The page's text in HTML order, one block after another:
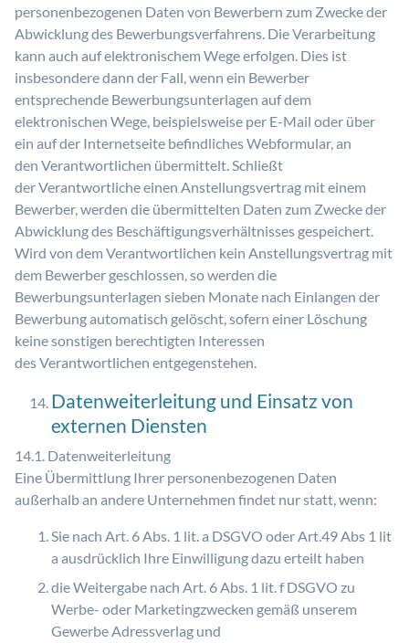
personenbezogenen Daten von Bewerbern zum Zwecke der
Abwicklung des Bewerbungsverfahrens. Die Verarbeitung
kann auch auf elektronischem Wege erfolgen. Dies ist
insbesondere dann der Fall, wenn ein Bewerber
entsprechende Bewerbungsunterlagen auf dem
elektronischen Wege, beispielsweise per E-Mail oder über
ein auf der Internetseite befindliches Webformular, an
den Verantwortlichen übermittelt. Schließt
der Verantwortliche einen Anstellungsvertrag mit einem
Bewerber, werden die übermittelten Daten zum Zwecke der
Abwicklung des Beschäftigungsverhältnisses gespeichert.
Wird von dem Verantwortlichen kein Anstellungsvertrag mit
dem Bewerber geschlossen, so werden die
Bewerbungsunterlagen sieben Monate nach Einlangen der
Bewerbung automatisch gelöscht, sofern einer Löschung
keine sonstigen berechtigten Interessen
des Verantwortlichen entgegenstehen.
Datenweiterleitung und Einsatz von
externen Diensten
14.1. Datenweiterleitung
Eine Übermittlung Ihrer personenbezogenen Daten
außerhalb an andere Unternehmen findet nur statt, wenn:
Sie nach Art. 6 Abs. 1 lit. a DSGVO oder Art.49 Abs 1 lit
a ausdrücklich Ihre Einwilligung dazu erteilt haben
die Weitergabe nach Art. 6 Abs. 1 lit. f DSGVO zu
Werbe- oder Marketingzwecken gemäß unserem
Gewerbe Adressverlag und